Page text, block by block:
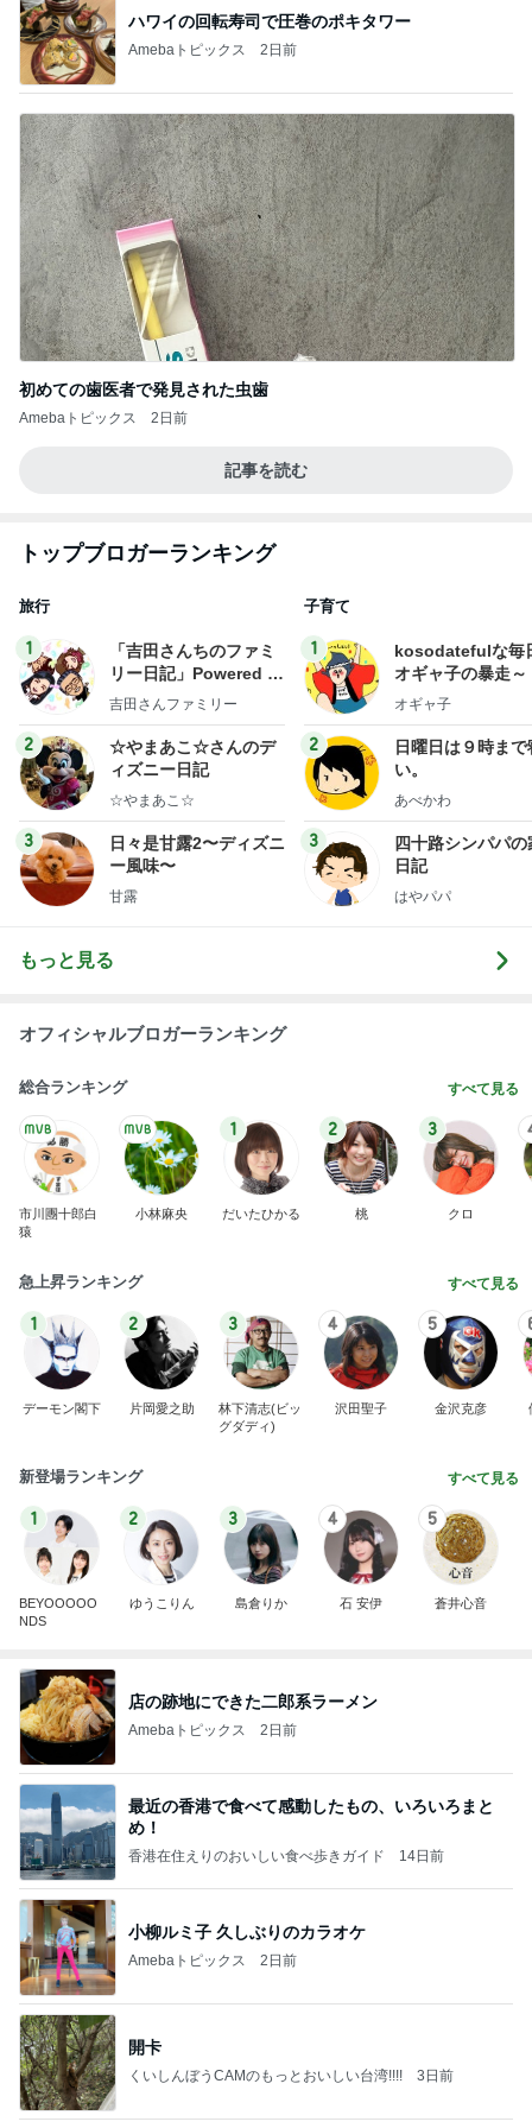
ハワイの回転寿司で圧巻のポキタワー
Amebaトピックス 2日前
初めての歯医者で発見された虫歯
Amebaトピックス 2日前
記事を読む
トップブロガーランキング
旅行
1
「吉田さんちのファミ
リー日記」Powered b
y Ameba 吉田さんファ
ログ
吉田さんファミリー
2
☆やまあこ☆さんのデ
ィズニー日記
☆やまあこ☆
3
日々是甘露2〜ディズニ
ー風味〜
甘露
子育て
1
kosodatefulな毎
オギャ子の暴走～
オギャ子
2
日曜日は９時まで
い。
あべかわ
3
四十路シンパパの
日記
はやパパ
もっと見る
オフィシャルブロガーランキング
総合ランキング すべて見る
市川團十郎白
猿
小林麻央
1
だいたひかる
2
桃
3
クロ
急上昇ランキング すべて見る
1
デーモン閣下
2
片岡愛之助
3
林下清志(ビッ
グダディ)
4
沢田聖子
5
金沢克彦
新登場ランキング すべて見る
1
BEYOOOOO
NDS
2
ゆうこりん
3
島倉りか
4
石 安伊
5
蒼井心音
店の跡地にできた二郎系ラーメン
Amebaトピックス 2日前
最近の香港で食べて感動したもの、いろいろまと
め！
香港在住えりのおいしい食べ歩きガイド 14日前
小柳ルミ子 久しぶりのカラオケ
Amebaトピックス 2日前
開卡
くいしんぼうCAMのもっとおいしい台湾!!!! 3日前